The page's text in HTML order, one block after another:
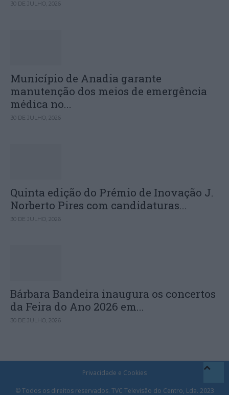
30 DE JULHO, 2026
Município de Anadia garante
manutenção dos meios de emergência
médica no...
30 DE JULHO, 2026
Quinta edição do Prémio de Inovação J.
Norberto Pires com candidaturas...
30 DE JULHO, 2026
Bárbara Bandeira inaugura os concertos
da Feira do Ano 2026 em...
30 DE JULHO, 2026
Privacidade e Cookies
© Todos os direitos reservados. TVC Televisão do Centro, Lda. 2023